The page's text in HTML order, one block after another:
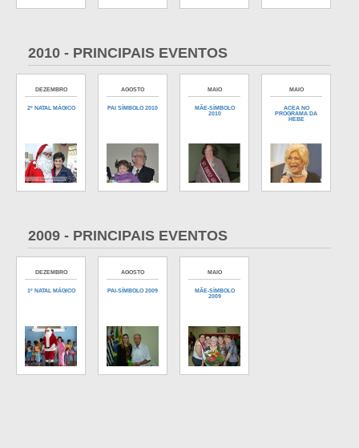
2010 - PRINCIPAIS EVENTOS
DEZEMBRO
2º NATAL MÁGICO
AGOSTO
PAI SÍMBOLO 2010
MAIO
MÃE-SÍMBOLO
2010
MAIO
ACEA NO
PROGRAMA DA
HEBE
2009 - PRINCIPAIS EVENTOS
DEZEMBRO
1º NATAL MÁGICO
AGOSTO
PAI-SÍMBOLO 2009
MAIO
MÃE-SÍMBOLO
2009